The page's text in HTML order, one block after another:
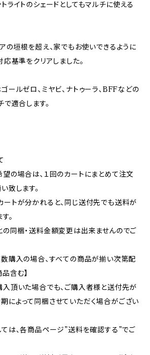
ライトのシェードとしてもマルチに使える
の垣根を超え、家でもお使いできるように
基準をクリアしました。
ールゼロ、ミヤビ、ナトゥーラ、BFFなどの
適合します。
望の場合は、１回のカートにまとめて注文
致します。
ートが分かれると、同じ送付先でも送料が
。
の同梱・送料金額変更は出来ませんのでご
数購入の場合、すべての商品が揃い次第配
含む】
入頂いた場合でも、ご購入者様と送付先が
によって同梱させていただく場合がござい
ては、各商品ページ”送料を確認する”でご